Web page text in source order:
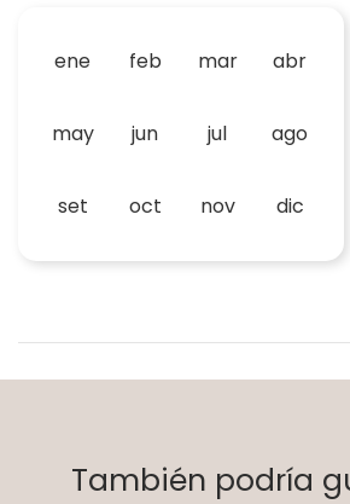
ene feb mar abr
may jun jul ago
set oct nov dic
También podría